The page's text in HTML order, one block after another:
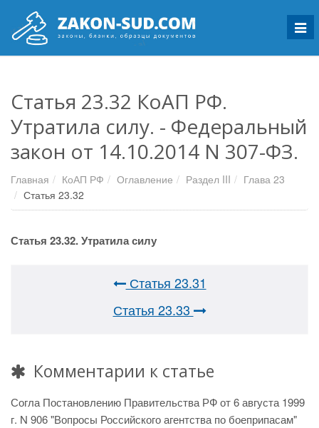
Статья 23.32 КоАП РФ.
Утратила силу. - Федеральный
закон от 14.10.2014 N 307-ФЗ.
Главная КоАП РФ Оглавление Раздел III
Глава 23
Статья 23.32
Статья 23.32. Утратила силу
Статья 23.31
Статья 23.33
Комментарии к статье
Согла Постановлению Правительства РФ от 6 августа 1999
г. N 906 "Вопросы Российского агентства по боеприпасам"